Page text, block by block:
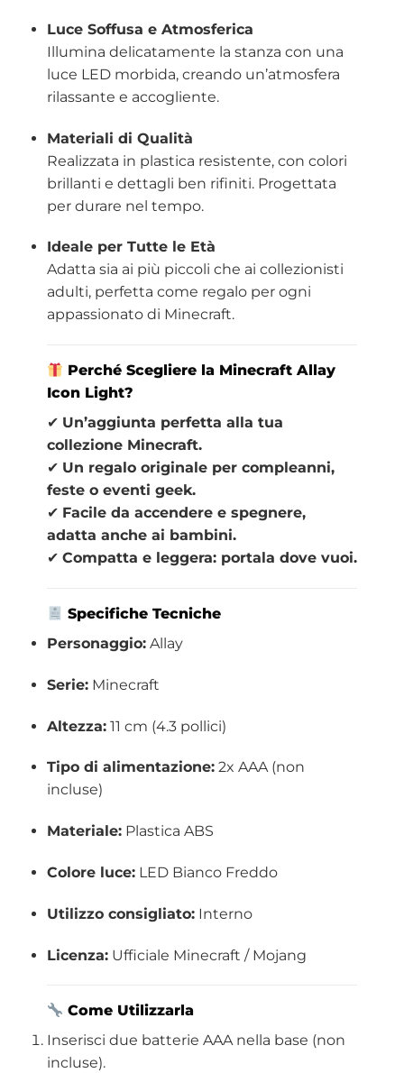
Luce Soffusa e Atmosferica
Illumina delicatamente la stanza con una
luce LED morbida, creando un’atmosfera
rilassante e accogliente.
Materiali di Qualità
Realizzata in plastica resistente, con colori
brillanti e dettagli ben rifiniti. Progettata
per durare nel tempo.
Ideale per Tutte le Età
Adatta sia ai più piccoli che ai collezionisti
adulti, perfetta come regalo per ogni
appassionato di Minecraft.
Perché Scegliere la Minecraft Allay
Icon Light?
✔ Un’aggiunta perfetta alla tua
collezione Minecraft.
✔ Un regalo originale per compleanni,
feste o eventi geek.
✔ Facile da accendere e spegnere,
adatta anche ai bambini.
✔ Compatta e leggera: portala dove vuoi.
Specifiche Tecniche
Personaggio:Allay
Serie:Minecraft
Altezza:11 cm (4.3 pollici)
Tipo di alimentazione:2x AAA (non
incluse)
Materiale:Plastica ABS
Colore luce:LED Bianco Freddo
Utilizzo consigliato:Interno
Licenza:Ufficiale Minecraft / Mojang
Come Utilizzarla
Inserisci due batterie AAA nella base (non
incluse).